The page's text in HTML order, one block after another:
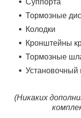
Тормозные
Колодки
Кронштейны
Тормозные
Установочный
(Никаких